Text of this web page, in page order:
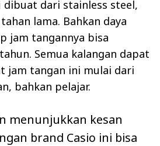
dibuat dari stainless steel,
lama. Bahkan daya
jam tangannya bisa
Semua kalangan dapat
jam tangan ini mulai dari
bahkan pelajar.
menunjukkan kesan
brand Casio ini bisa